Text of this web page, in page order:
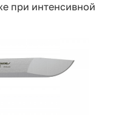
при интенсивной